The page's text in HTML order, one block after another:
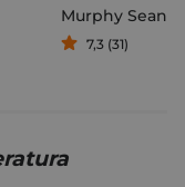
Murphy Sean
7,3 (31)